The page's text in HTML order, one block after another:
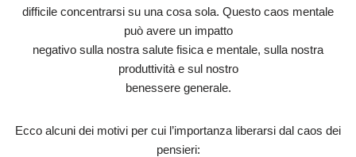
difficile concentrarsi su una cosa sola. Questo caos mentale
può avere un impatto
negativo sulla nostra salute fisica e mentale, sulla nostra
produttività e sul nostro
benessere generale.
Ecco alcuni dei motivi per cui l’importanza liberarsi dal caos dei
pensieri: